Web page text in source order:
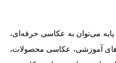
پایه می‌توان به عکاسی حرفه‌ای،
آموزشی، عکاسی محصولات،